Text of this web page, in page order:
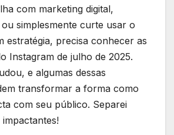
com marketing digital,
simplesmente curte usar o
estratégia, precisa conhecer as
Instagram de julho de 2025.
e algumas dessas
transformar a forma como
com seu público. Separei